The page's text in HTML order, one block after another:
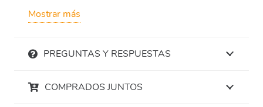
1254-1.
Rentable y de fácil instalación.
extremas.
Mostrar más
PREGUNTAS Y RESPUESTAS
COMPRADOS JUNTOS